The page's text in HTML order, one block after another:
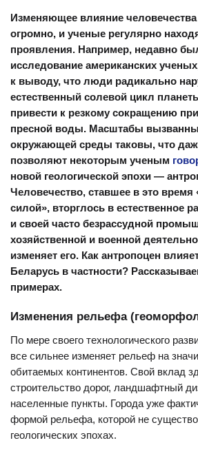
Изменяющее влияние
огромно, и ученые регулярно
проявления. Например, недавно
исследование американских
к выводу, что люди радикально
естественный солевой цикл
привести к резкому сокращению
пресной воды. Масштабы
окружающей среды таковы, что
позволяют некоторым ученым
новой геологической эпохи —
Человечество, ставшее в это время
силой», вторглось в естественное
и своей часто безрассудной
хозяйственной и военной
изменяет его. Как антропоцен
Беларусь в частности?
примерах.
Изменения рельефа
По мере своего технологического
все сильнее изменяет рельеф на
обитаемых континентов. Свой вклад
строительство дорог, ландшафтный
населенные пункты. Города уже
формой рельефа, которой не
геологических эпохах.